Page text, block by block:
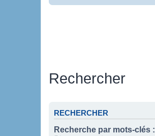
Rechercher
RECHERCHER
Recherche par mots-clés :